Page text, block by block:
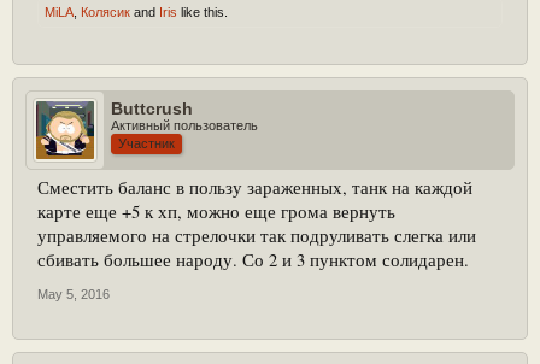
MiLA Колясик and Iris like this.
Buttcrush
Активный пользователь
Участник
Сместить баланс в пользу зараженных, танк на каждой
карте еще +5 к хп, можно еще грома вернуть
управляемого на стрелочки так подруливать слегка или
сбивать большее народу. Со 2 и 3 пунктом солидарен.
May 5, 2016